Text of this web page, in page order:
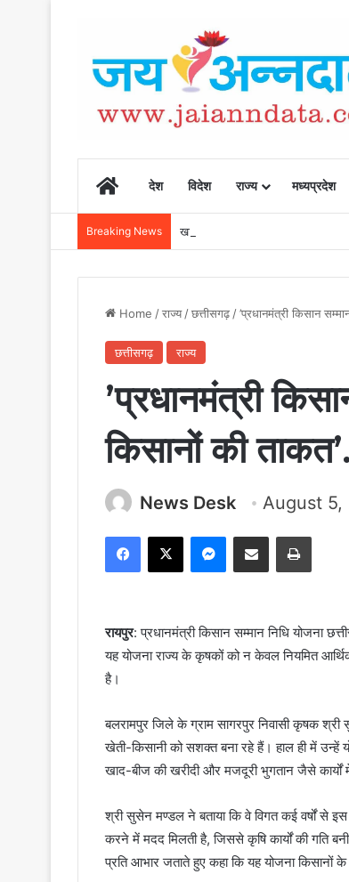
Homeदेश विदेश राज्य मध्यप्रदेश
Breaking News खाद, बीज और उर्वरकों की समय पर
Home /राज्य/छत्तीसगढ़/’प्रधानमंत्री किसान
छत्तीसगढ़ राज्य
’प्रधानमंत्री
किसानों की
News Desk August 5,
Facebook
X Messenger
Share via Email Print
रायपुर: प्रधानमंत्री किसान सम्मान निधि योजना
यह योजना राज्य के कृषकों को न केवल नियमित
है।
बलरामपुर जिले के ग्राम सागरपुर निवासी कृषक श्री
खेती-किसानी को सशक्त बना रहे हैं। हाल ही में
खाद-बीज की खरीदी और मजदूरी भुगतान जैसे कार्यों
श्री सुसेन मण्डल ने बताया कि वे विगत कई वर्षों से
करने में मदद मिलती है, जिससे कृषि कार्यों की गति
प्रति आभार जताते हुए कहा कि यह योजना किसानों